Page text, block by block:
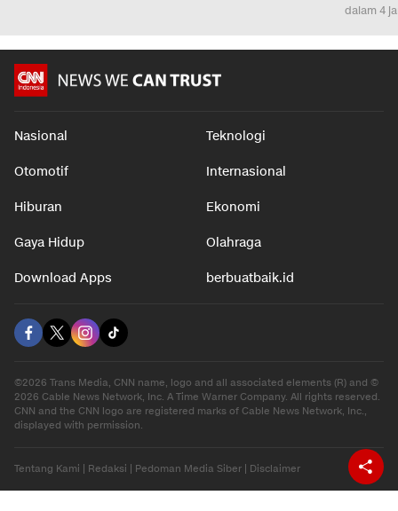
dalam 4
Nasional Teknologi
Otomotif Internasional
Hiburan Ekonomi
Gaya Hidup Olahraga
Download Apps berbuatbaik.id
©2026 Trans Media, CNN name, logo and all associated elements (R) and ©
2026 Cable News Network, Inc. A Time Warner Company. All rights reserved.
CNN and the CNN logo are registered marks of Cable News Network, Inc.,
displayed with permission.
Tentang Kami | Redaksi | Pedoman Media Siber | Disclaimer